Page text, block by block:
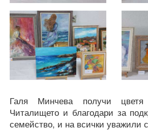
Галя Минчева получи
Читалището и благодари за
семейство, и на всички уважили